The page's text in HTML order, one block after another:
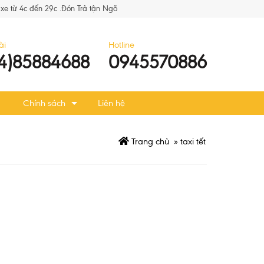
từ 4c đến 29c .Đón Trả tận Ngõ
Hotline
0945570886
Chính sách Liên hệ
Trang chủ » taxi tết